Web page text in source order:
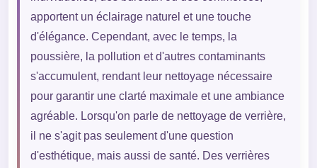
apportent un éclairage naturel et une touche
d'élégance. Cependant, avec le temps, la
poussière, la pollution et d'autres contaminants
s'accumulent, rendant leur nettoyage nécessaire
pour garantir une clarté maximale et une ambiance
agréable. Lorsqu'on parle de nettoyage de verrière,
il ne s'agit pas seulement d'une question
d'esthétique, mais aussi de santé. Des verrières